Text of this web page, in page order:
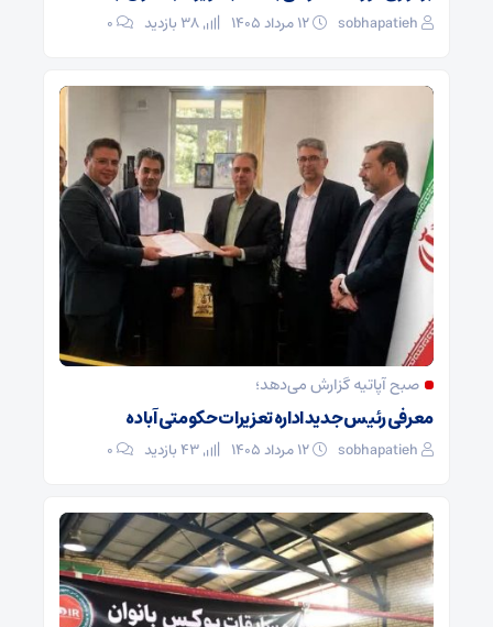
sobhapatieh ۰
صبح آپاتیه گزارش می‌دهد؛
معرفی رئیس جدید اداره تعزیرات حکومتی آباده
sobhapatieh ۰